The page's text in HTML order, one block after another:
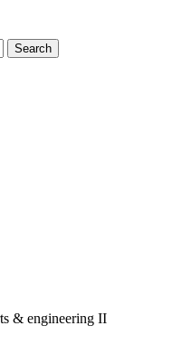
Search
& engineering II